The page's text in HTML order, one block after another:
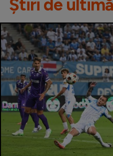
Știri de